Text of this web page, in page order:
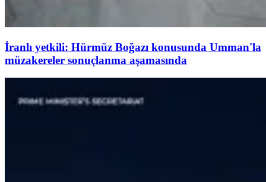
İranlı yetkili: Hürmüz Boğazı konusunda Umman'la
müzakereler sonuçlanma aşamasında